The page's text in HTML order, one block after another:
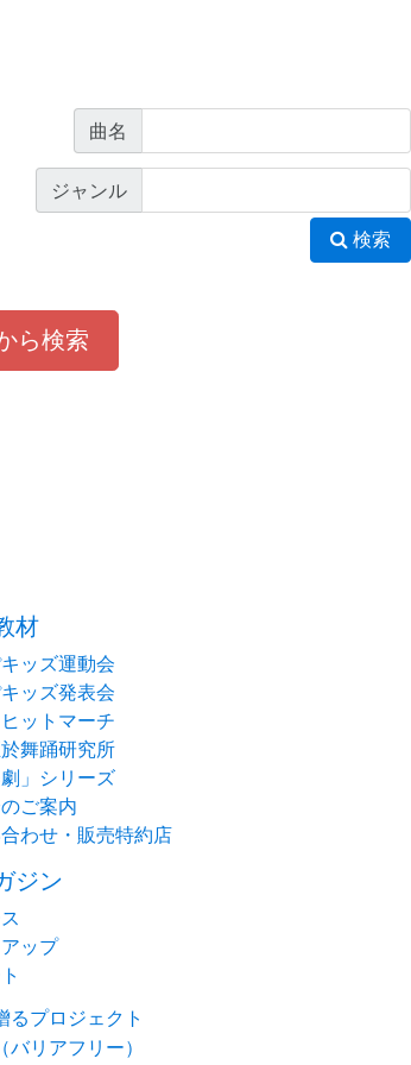
曲名
ジャンル
検索
ら検索
材
ッズ運動会
ッズ発表会
ットマーチ
舞踊研究所
劇」シリーズ
ご案内
わせ・販売特約店
ジン
ップ
るプロジェクト
リアフリー）